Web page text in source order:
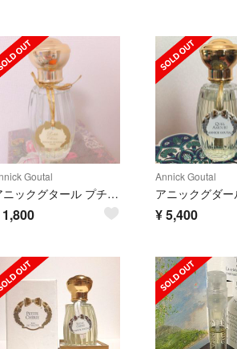
Goutal
アニックグタール プチシェリー
1,800
Annick Goutal
¥5,400